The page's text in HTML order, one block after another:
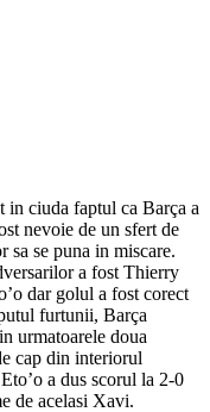
ciuda faptul ca Barça a
nevoie de un sfert de
sa se puna in miscare.
a fost Thierry
dar golul a fost corect
furtunii, Barça
urmatoarele doua
cap din interiorul
a dus scorul la 2-0
de acelasi Xavi.